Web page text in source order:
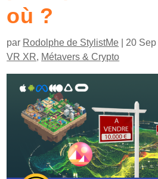
où ?
par Rodolphe de StylistMe 20
VR XR, Métavers & Crypto